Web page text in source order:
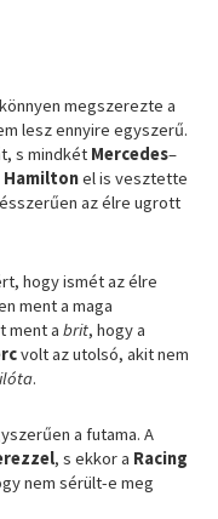
megszerezte a
lesz ennyire egyszerű.
s mindkét Mercedes–
Hamiltonel is vesztette
az élre ugrott
hogy ismét az élre
ment a maga
ment abrit, hogy a
volt az utolsó, akit nem
.
a futama. A
, s ekkor a Racing
nem sérült-e meg